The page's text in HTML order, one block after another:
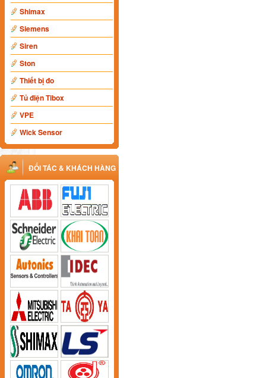
Shimax
Siemens
Siren
Ston
Thiết bị đo
Tủ điện Tibox
VPE
Wick Sensor
ĐỐI TÁC & KHÁCH HÀNG